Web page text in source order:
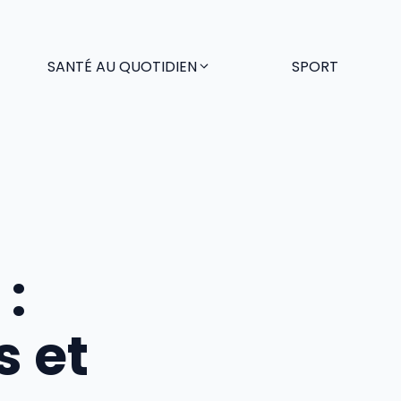
SANTÉ AU QUOTIDIEN SPORT
et